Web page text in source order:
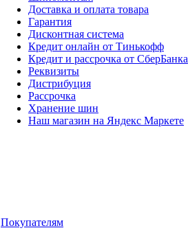
Доставка и оплата товара
Гарантия
Дисконтная система
Кредит онлайн от Тинькофф
Кредит и рассрочка от СберБанка
Реквизиты
Дистрибуция
Рассрочка
Хранение шин
Наш магазин на Яндекс Маркете
Покупателям